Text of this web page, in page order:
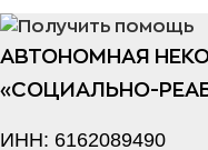
АВТОНОМНАЯ
«СОЦИАЛЬНО-
ИНН: 6162089490